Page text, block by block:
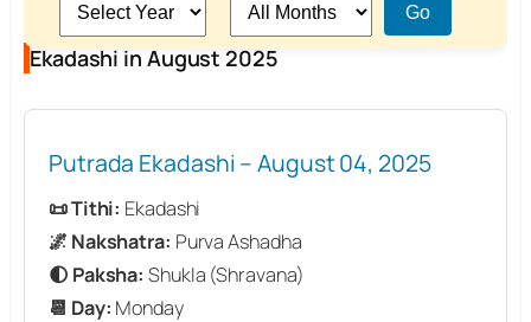
Go
Ekadashi in August 2025
Putrada Ekadashi – August 04, 2025
📜 Tithi: Ekadashi
🌌 Nakshatra: Purva Ashadha
🌓 Paksha: Shukla (Shravana)
📆 Day: Monday